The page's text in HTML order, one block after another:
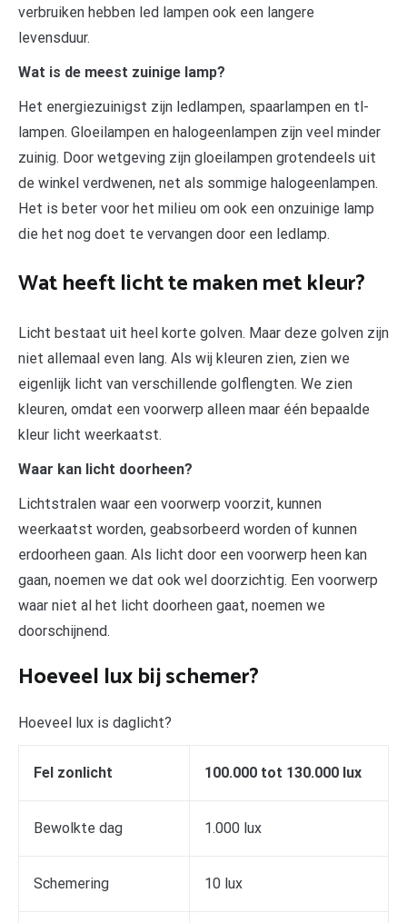
verbruiken hebben led lampen ook een langere
levensduur.
Wat is de meest zuinige lamp?
Het energiezuinigst zijn ledlampen, spaarlampen en tl-
lampen. Gloeilampen en halogeenlampen zijn veel minder
zuinig. Door wetgeving zijn gloeilampen grotendeels uit
de winkel verdwenen, net als sommige halogeenlampen.
Het is beter voor het milieu om ook een onzuinige lamp
die het nog doet te vervangen door een ledlamp.
Wat heeft licht te maken met kleur?
Licht bestaat uit heel korte golven. Maar deze golven zijn
niet allemaal even lang. Als wij kleuren zien, zien we
eigenlijk licht van verschillende golflengten. We zien
kleuren, omdat een voorwerp alleen maar één bepaalde
kleur licht weerkaatst.
Waar kan licht doorheen?
Lichtstralen waar een voorwerp voorzit, kunnen
weerkaatst worden, geabsorbeerd worden of kunnen
erdoorheen gaan. Als licht door een voorwerp heen kan
gaan, noemen we dat ook wel doorzichtig. Een voorwerp
waar niet al het licht doorheen gaat, noemen we
doorschijnend.
Hoeveel lux bij schemer?
Hoeveel lux is daglicht?
Fel zonlicht 100.000 tot 130.000 lux
Bewolkte dag 1.000 lux
Schemering 10 lux